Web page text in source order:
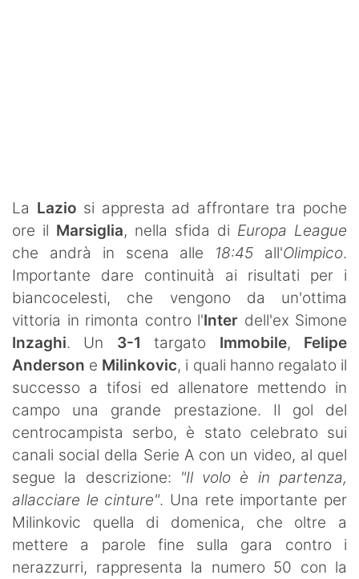
La Lazio si appresta ad affrontare tra poche
ore il Marsiglia, nella sfida di Europa League
che andrà in scena alle 18:45 all'Olimpico.
Importante dare continuità ai risultati per i
biancocelesti, che vengono da un'ottima
vittoria in rimonta contro l'Inter dell'ex Simone
Inzaghi. Un 3-1 targato Immobile, Felipe
Anderson e Milinkovic, i quali hanno regalato il
successo a tifosi ed allenatore mettendo in
campo una grande prestazione. Il gol del
centrocampista serbo, è stato celebrato sui
canali social della Serie A con un video, al quel
segue la descrizione: "Il volo è in partenza,
allacciare le cinture". Una rete importante per
Milinkovic quella di domenica, che oltre a
mettere a parole fine sulla gara contro i
nerazzurri, rappresenta la numero 50 con la